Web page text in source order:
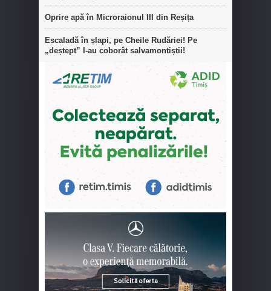
Oprire apă în Microraionul III din Reșița
Escaladă în șlapi, pe Cheile Rudăriei! Pe
„deștept” l-au coborât salvamontiștii!